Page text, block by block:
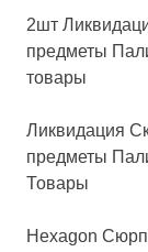
2шт
предметы
товары
Ликвидация
предметы
Товары
Hexagon